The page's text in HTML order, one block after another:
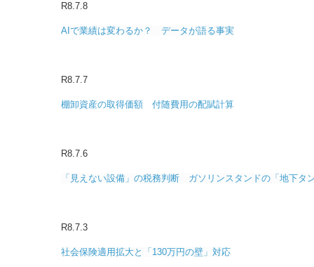
R8.7.8
AIで業績は変わるか？ データが語る事実
R8.7.7
棚卸資産の取得価額 付随費用の配賦計算
R8.7.6
「見えない設備」の税務判断 ガソリンスタンドの「地下タ
R8.7.3
社会保険適用拡大と「130万円の壁」対応